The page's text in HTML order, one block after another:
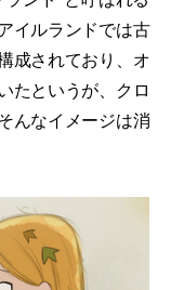
イルランドでは古
成されており、オ
たというが、クロ
んなイメージは消